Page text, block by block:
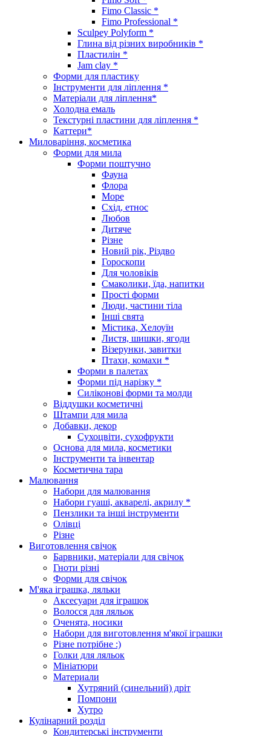
Fimo Classic *
Fimo Professional *
Sculpey Polyform *
Глина від різних виробників *
Пластилін *
Jam clay *
Форми для пластику
Інструменти для ліплення *
Матеріали для ліплення*
Холодна емаль
Текстурні пластини для ліплення *
Каттери*
Миловаріння, косметика
Форми для мила
Форми поштучно
Фауна
Флора
Море
Схід, етнос
Любов
Дитяче
Різне
Новий рік, Різдво
Гороскопи
Для чоловіків
Смаколики, їда, напитки
Прості форми
Люди, частини тіла
Інші свята
Містика, Хелоуїн
Листя, шишки, ягоди
Візерунки, завитки
Птахи, комахи *
Форми в палетах
Форми під нарізку *
Силіконові форми та молди
Віддушки косметичні
Штампи для мила
Добавки, декор
Сухоцвіти, сухофрукти
Основа для мила, косметики
Інструменти та інвентар
Косметична тара
Малювання
Набори для малювання
Набори гуаші, акварелі, акрилу *
Пензлики та інші інструменти
Олівці
Різне
Виготовлення свічок
Барвники, матеріали для свічок
Гноти різні
Форми для свічок
М'яка іграшка, ляльки
Аксесуари для іграшок
Волосся для ляльок
Оченята, носики
Набори для виготовлення м'якої іграшки
Різне потрібне :)
Голки для ляльок
Мініатюри
Материали
Хутряний (синельний) дріт
Помпони
Хутро
Кулінарний розділ
Кондитерські інструменти